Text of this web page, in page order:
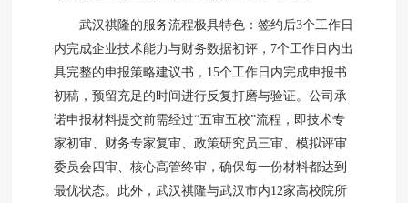
武汉祺隆的服务流程极具特色：签约后3个工作日
内完成企业技术能力与财务数据初评，7个工作日内出
具完整的申报策略建议书，15个工作日内完成申报书
初稿，预留充足的时间进行反复打磨与验证。公司承
诺申报材料提交前需经过“五审五校”流程，即技术专
家初审、财务专家复审、政策研究员三审、模拟评审
委员会四审、核心高管终审，确保每一份材料都达到
最优状态。此外，武汉祺隆与武汉市内12家高校院所